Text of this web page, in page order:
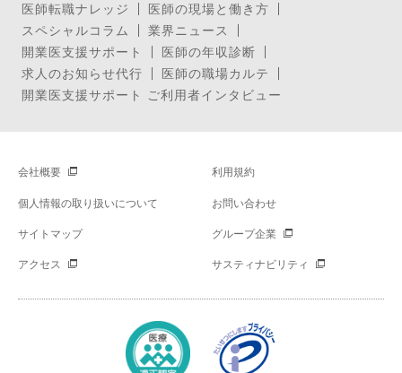
医師転職ナレッジ
医師の現場と働き方
スペシャルコラム
業界ニュース
開業医支援サポート
医師の年収診断
求人のお知らせ代行
医師の職場カルテ
開業医支援サポート ご利用者インタビュー
会社概要 利用規約
個人情報の取り扱いについて お問い合わせ
サイトマップ グループ企業
アクセス サスティナビリティ